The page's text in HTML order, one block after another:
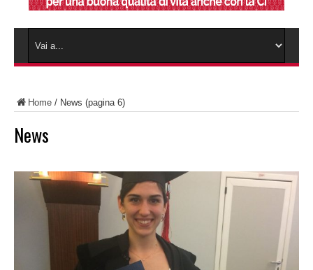
Home / News (pagina 6)
News